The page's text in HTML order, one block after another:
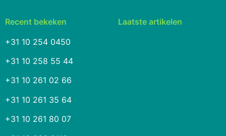
Recent bekeken
+31 10 254 0450
+31 10 258 55 44
+31 10 261 02 66
+31 10 261 35 64
+31 10 261 80 07
Laatste artikelen